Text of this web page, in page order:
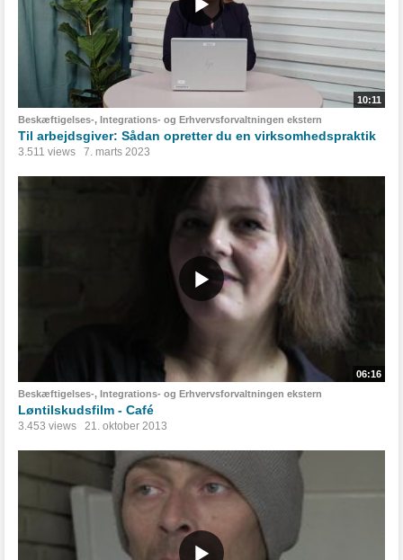
10:11
Beskæftigelses-, Integrations- og Erhvervsforvaltningen ekstern
Til arbejdsgiver: Sådan opretter du en virksomhedspraktik
3.511 views 7. marts 2023
06:16
Beskæftigelses-, Integrations- og Erhvervsforvaltningen ekstern
Løntilskudsfilm - Café
3.453 views 21. oktober 2013